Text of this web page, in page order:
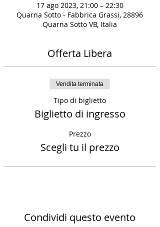
17 ago 2023, 21:00 – 22:30
Quarna Sotto - Fabbrica Grassi, 28896
Quarna Sotto VB, Italia
Offerta Libera
Vendita terminata
Tipo di biglietto
Biglietto di ingresso
Prezzo
Scegli tu il prezzo
Condividi questo evento